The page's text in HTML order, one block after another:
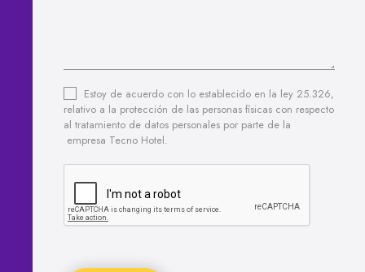
Estoy de acuerdo con lo establecido en la ley 25.326,
relativo a la protección de las personas físicas con respecto
al tratamiento de datos personales por parte de la
empresa Tecno Hotel.